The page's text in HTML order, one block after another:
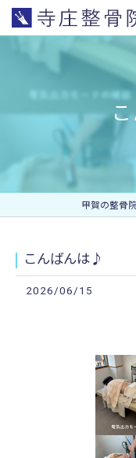
甲賀の整骨
こんばんは♪
2026/06/15